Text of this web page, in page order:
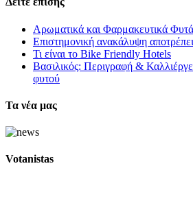
Αρωματικά και Φαρμακευτικά Φυτά:
Επιστημονική ανακάλυψη
Τι είναι το Bike Friendly Hotels
Βασιλικός: Περιγραφή &
φυτού
Τα νέα μας
Votanistas